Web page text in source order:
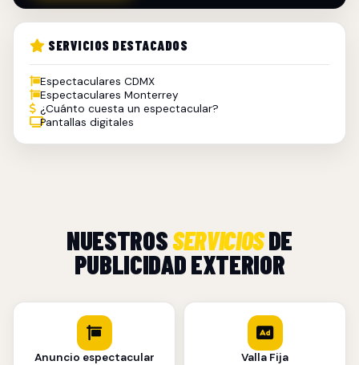
SERVICIOS DESTACADOS
Espectaculares CDMX
Espectaculares Monterrey
¿Cuánto cuesta un espectacular?
Pantallas digitales
NUESTROSSERVICIOSDE
PUBLICIDAD EXTERIOR
Anuncio espectacular Valla Fija